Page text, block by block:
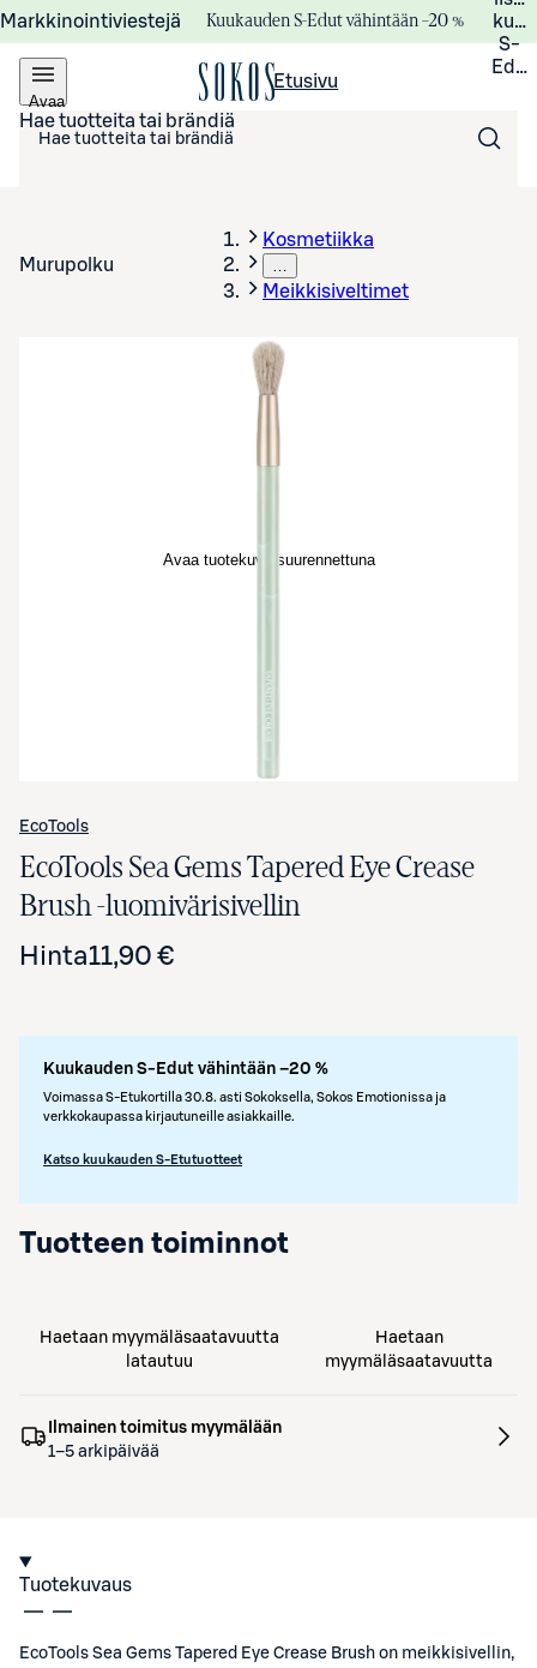
Markkinointiviestejä Kuukauden S-Edut vähintään –20 %
S-
Avaa
valikko
Etusivu
Hae tuotteita tai brändiä
Murupolku
Kosmetiikka
…
Meikkisiveltimet
Avaa tuotekuva suurennettuna
EcoTools
EcoTools Sea Gems Tapered Eye Crease
Brush -luomivärisivellin
Hinta11,90 €
Kuukauden S-Edut vähintään –20 %
Voimassa S-Etukortilla 30.8. asti Sokoksella, Sokos Emotionissa ja
verkkokaupassa kirjautuneille asiakkaille.
Katso kuukauden S-Etutuotteet
Tuotteen toiminnot
Haetaan myymäläsaatavuutta
latautuu
Haetaan
myymäläsaatavuutta
Ilmainen toimitus myymälään
1–5 arkipäivää
Tuotekuvaus
EcoTools Sea Gems Tapered Eye Crease Brush on meikkisivellin,